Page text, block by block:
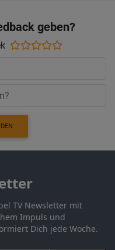
geben?
TV Newsletter mit
Impuls und
Dich jede Woche.